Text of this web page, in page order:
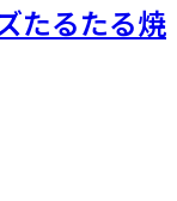
たるたる焼